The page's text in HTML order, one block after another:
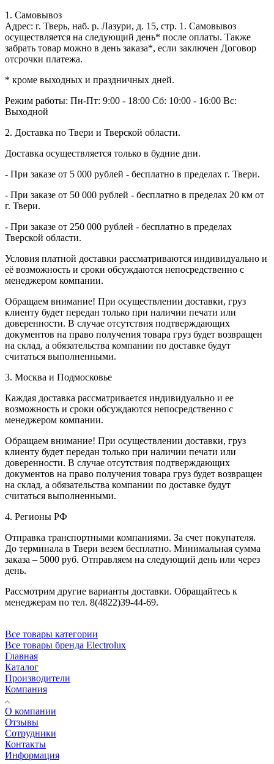
1. Самовывоз
Адрес: г. Тверь, наб. р. Лазури, д. 15, стр. 1. Самовывоз
осуществляется на следующий день* после оплаты. Также
забрать товар можно в день заказа*, если заключен Договор
отсрочки платежа.
* кроме выходных и праздничных дней.
Режим работы: Пн-Пт: 9:00 - 18:00 Сб: 10:00 - 16:00 Вс:
Выходной
2. Доставка по Твери и Тверской области.
Доставка осуществляется только в будние дни.
- При заказе от 5 000 рублей - бесплатно в пределах г. Твери.
- При заказе от 50 000 рублей - бесплатно в пределах 20 км от
г. Твери.
- При заказе от 250 000 рублей - бесплатно в пределах
Тверской области.
Условия платной доставки рассматриваются индивидуально и
её возможность и сроки обсуждаются непосредственно с
менеджером компании.
Обращаем внимание! При осуществлении доставки, груз
клиенту будет передан только при наличии печати или
доверенности. В случае отсутствия подтверждающих
документов на право получения товара груз будет возвращен
на склад, а обязательства компании по доставке будут
считаться выполненными.
3. Москва и Подмосковье
Каждая доставка рассматривается индивидуально и ее
возможность и сроки обсуждаются непосредственно с
менеджером компании.
Обращаем внимание! При осуществлении доставки, груз
клиенту будет передан только при наличии печати или
доверенности. В случае отсутствия подтверждающих
документов на право получения товара груз будет возвращен
на склад, а обязательства компании по доставке будут
считаться выполненными.
4. Регионы РФ
Отправка транспортными компаниями. За счет покупателя.
До терминала в Твери везем бесплатно. Минимальная сумма
заказа – 5000 руб. Отправляем на следующий день или через
день.
Рассмотрим другие варианты доставки. Обращайтесь к
менеджерам по тел. 8(4822)39-44-69.
Все товары категории
Все товары бренда Electrolux
Главная
Каталог
Производители
Компания
О компании
Отзывы
Сотрудники
Контакты
Информация